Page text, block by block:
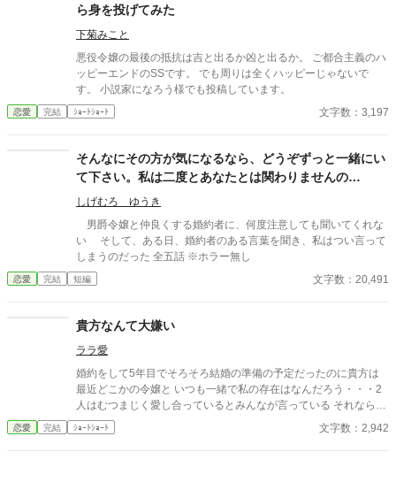
ら身を投げてみた
下菊みこと
悪役令嬢の最後の抵抗は吉と出るか凶と出るか。 ご都合主義のハ
ッピーエンドのSSです。 でも周りは全くハッピーじゃないで
す。 小説家になろう様でも投稿しています。
恋愛 完結 ｼｮｰﾄｼｮｰﾄ 文字数：3,197
そんなにその方が気になるなら、どうぞずっと一緒にい
て下さい。私は二度とあなたとは関わりませんの
で……。
しげむろ ゆうき
男爵令嬢と仲良くする婚約者に、何度注意しても聞いてくれな
い そして、ある日、婚約者のある言葉を聞き、私はつい言って
しまうのだった 全五話 ※ホラー無し
恋愛 完結 短編 文字数：20,491
貴方なんて大嫌い
ララ愛
婚約をして5年目でそろそろ結婚の準備の予定だったのに貴方は
最近どこかの令嬢と いつも一緒で私の存在はなんだろう・・・2
人はむつまじく愛し合っているとみんなが言っている それなら私
はもういいです・・・貴方なんて大嫌い
恋愛 完結 ｼｮｰﾄｼｮｰﾄ 文字数：2,942